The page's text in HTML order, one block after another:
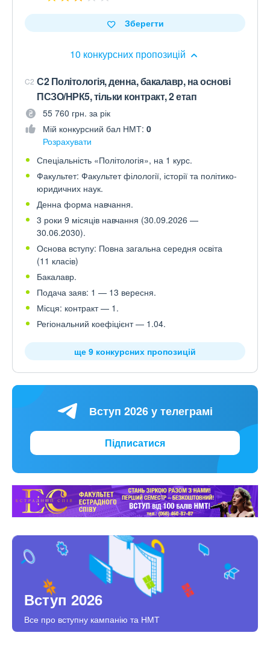
10 конкурсних пропозицій
Зберегти
C2 С2 Політологія, денна, бакалавр, на основі
ПСЗО/НРК5, тільки контракт, 2 етап
55 760 грн. за рік
Мій конкурсний бал НМТ: 0
Розрахувати
Спеціальність «Політологія», на 1 курс.
Факультет: Факультет філології, історії та політико-
юридичних наук.
Денна форма навчання.
3 роки 9 місяців навчання (30.09.2026 —
30.06.2030).
Основа вступу: Повна загальна середня освіта
(11 класів)
Бакалавр.
Подача заяв: 1 — 13 вересня.
Місця: контракт — 1.
Регіональний коефіцієнт — 1.04.
ще 9 конкурсних пропозицій
Вступ 2026 у телеграмі
Підписатися
Вступ 2026
Все про вступну кампанію та НМТ